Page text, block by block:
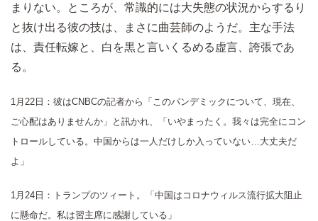
まりない。ところが、常識的には大失態の状況からするり
と抜け出る彼の技は、まさに曲芸師のようだ。主な手法
は、責任転嫁と、白を黒と言いくるめる虚言、誇張であ
る。
1月22日：彼はCNBCの記者から「このパンデミックについて、現在、
ご心配はありませんか」と訊かれ、「いやまったく。我々は完全にコン
トロールしている。中国からは一人だけしか入っていない…大丈夫だ
よ」
1月24日：トランプのツィート。「中国はコロナウィルス流行拡大阻止
に懸命だ。私は習主席に感謝している」